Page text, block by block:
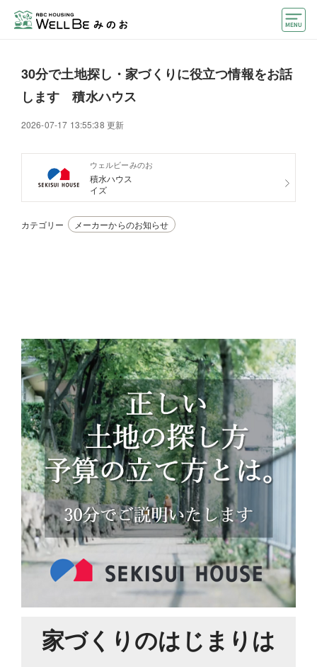
住宅会社・ハウスメーカー
アクセス
30分で土地探し・家づくりに役立つ情報をお話
します 積水ハウス
2026-07-17 13:55:38 更新
ウェルビーみのお
積水ハウス
イズ
カテゴリー メーカーからのお知らせ
家づくりのはじまりは